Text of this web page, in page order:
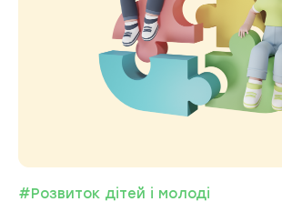
#Розвиток дітей і молоді